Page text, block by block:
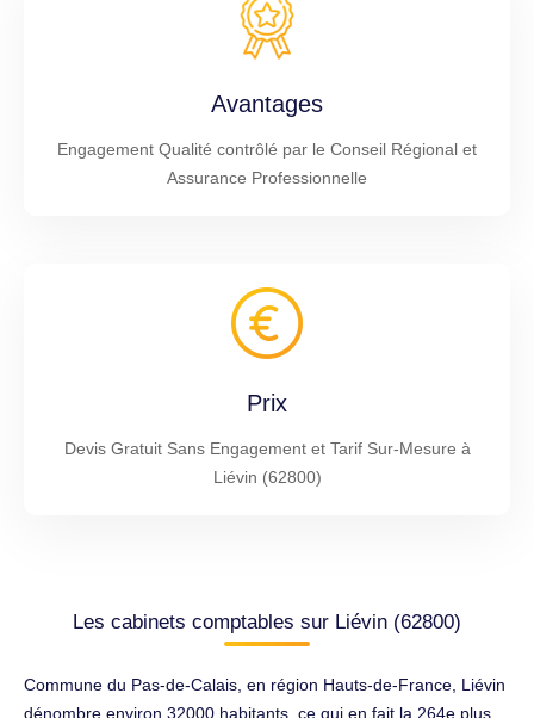
Avantages
Engagement Qualité contrôlé par le Conseil Régional et
Assurance Professionnelle
Prix
Devis Gratuit Sans Engagement et Tarif Sur-Mesure à
Liévin (62800)
Les cabinets comptables sur Liévin (62800)
Commune du Pas-de-Calais, en région Hauts-de-France, Liévin
dénombre environ 32000 habitants, ce qui en fait la 264e plus